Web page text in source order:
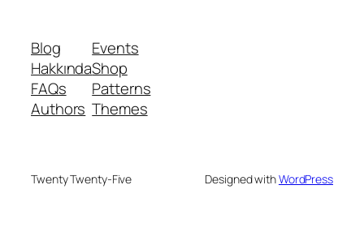
Blog
Hakkında
FAQs
Authors
Events
Shop
Patterns
Themes
Twenty Twenty-Five Designed withWordPress